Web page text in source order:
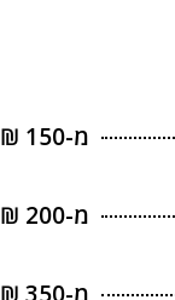
מ-150 ₪
מ-200 ₪